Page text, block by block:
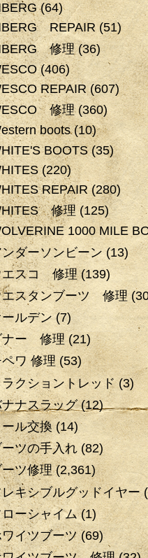
(64)
REPAIR(51)
修理(36)
(406)
REPAIR(607)
修理(360)
boots(10)
BOOTS(35)
(220)
REPAIR(280)
修理(125)
1000 MILE
ダーソンビーン(13)
エスコ 修理(139)
エスタンブーツ 修理
ルデン(7)
ナー 修理(21)
ワ 修理(53)
ラクショントレッド(3)
ナスラッグ(12)
ル交換 (14)
ーツの手入れ(82)
ーツ修理(2,361)
キシブルグッドイヤー
ローシャイム(1)
イツブーツ(69)